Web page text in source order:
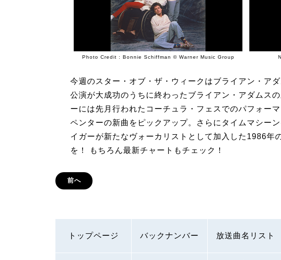
Photo Credit : Bonnie Schiffman © Warner Music Group
今週のスター・オブ・ザ・ウィークはブライアン・ア
公演が大成功のうちに終わったブライアン・アダムス
ーには先月行われたコーチュラ・フェスでのパフォー
ペンターの新曲をピックアップ。さらにタイムマシー
イガーが新たなヴォーカリストとして加入した1986年
を！ もちろん最新チャートもチェック！
前へ
トップページ バックナンバー 放送曲名リスト